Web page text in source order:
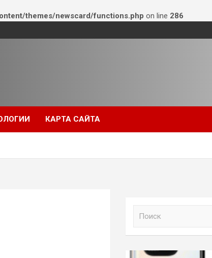
themes/newscard/functions.php on line 286
КАРТА САЙТА
к